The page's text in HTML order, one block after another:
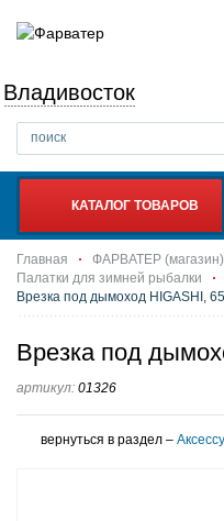
Владивосток
КАТАЛОГ ТОВАРОВ
Главная ФАРВАТЕР (магазин)
Палатки для зимней рыбалки
Врезка под дымоход HIGASHI,
Врезка под
артикул: 01326
вернуться в раздел –